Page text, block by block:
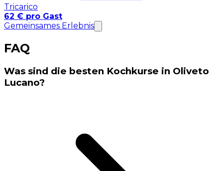
Tricarico
62 € pro Gast
Gemeinsames Erlebnis
FAQ
Was sind die besten Kochkurse in Oliveto
Lucano?